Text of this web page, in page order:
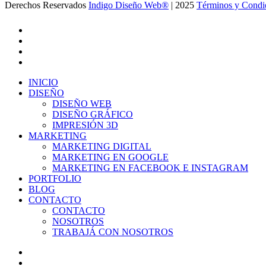
Derechos Reservados Indigo Diseño Web® | 2025 Términos y
Close
Menu
INICIO
DISEÑO
DISEÑO WEB
DISEÑO GRÁFICO
IMPRESIÓN 3D
MARKETING
MARKETING DIGITAL
MARKETING EN GOOGLE
MARKETING EN FACEBOOK E INSTAGRAM
PORTFOLIO
BLOG
CONTACTO
CONTACTO
NOSOTROS
TRABAJÁ CON NOSOTROS